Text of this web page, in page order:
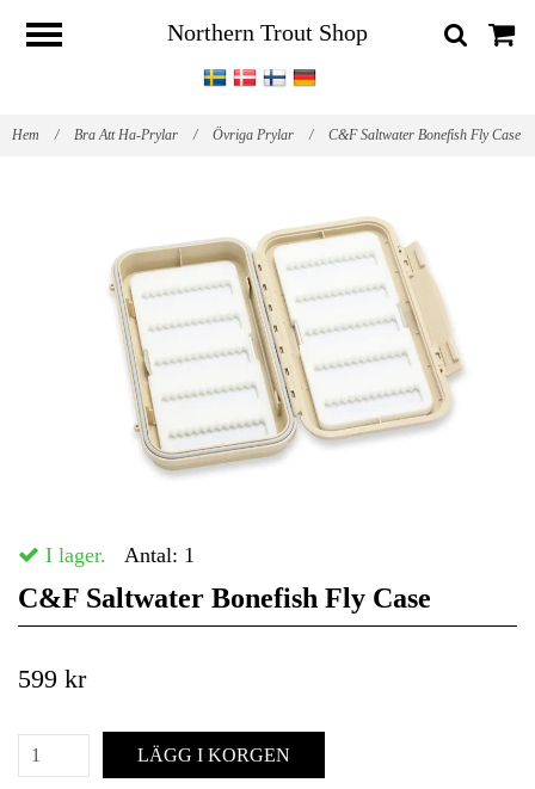
Northern Trout Shop
Hem / Bra Att Ha-Prylar / Övriga Prylar / C&F Saltwater Bonefish Fly Case
I lager. Antal: 1
C&F Saltwater Bonefish Fly Case
599 kr
LÄGG I KORGEN